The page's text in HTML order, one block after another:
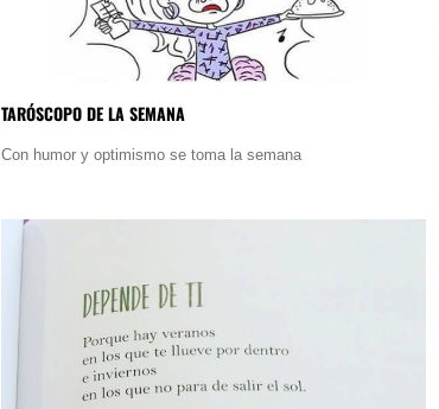
TARÓSCOPO DE LA SEMANA
Con humor y optimismo se toma la semana